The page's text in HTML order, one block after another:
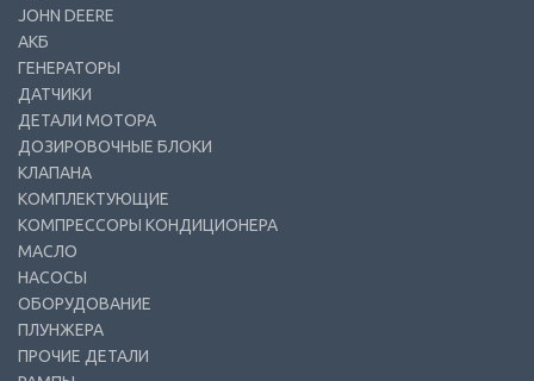
JOHN DEERE
АКБ
ГЕНЕРАТОРЫ
ДАТЧИКИ
ДЕТАЛИ МОТОРА
ДОЗИРОВОЧНЫЕ БЛОКИ
КЛАПАНА
КОМПЛЕКТУЮЩИЕ
КОМПРЕССОРЫ КОНДИЦИОНЕРА
МАСЛО
НАСОСЫ
ОБОРУДОВАНИЕ
ПЛУНЖЕРА
ПРОЧИЕ ДЕТАЛИ